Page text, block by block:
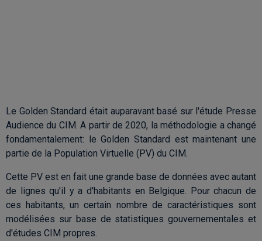
Le Golden Standard était auparavant basé sur l'étude Presse
Audience du CIM. A partir de 2020, la méthodologie a changé
fondamentalement: le Golden Standard est maintenant une
partie de la Population Virtuelle (PV) du CIM.
Cette PV est en fait une grande base de données avec autant
de lignes qu'il y a d'habitants en Belgique. Pour chacun de
ces habitants, un certain nombre de caractéristiques sont
modélisées sur base de statistiques gouvernementales et
d'études CIM propres.